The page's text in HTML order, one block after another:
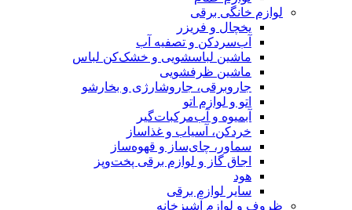
لوازم خانگی برقی
یخچال و فریزر
آب‌سردکن و تصفیه آب
ماشین لباسشویی و خشک‌کن لباس
ماشین ظرفشویی
جاروبرقی، جاروشارژی و بخارشو
اتو و لوازم اتو
آبمیوه و آب‌مرکبات‌گیر
خردکن، آسیاب و غذاساز
سماور، چای‌ساز و قهوه‌ساز
اجاق گاز و لوازم برقی پخت‌وپز
هود
سایر لوازم برقی
ظروف و لوازم آشپزخانه